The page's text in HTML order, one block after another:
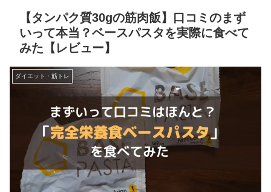
【タンパク質30gの筋肉飯】口コミのまず
いって本当？ベースパスタを実際に食べて
みた【レビュー】
ダイエット・筋トレ